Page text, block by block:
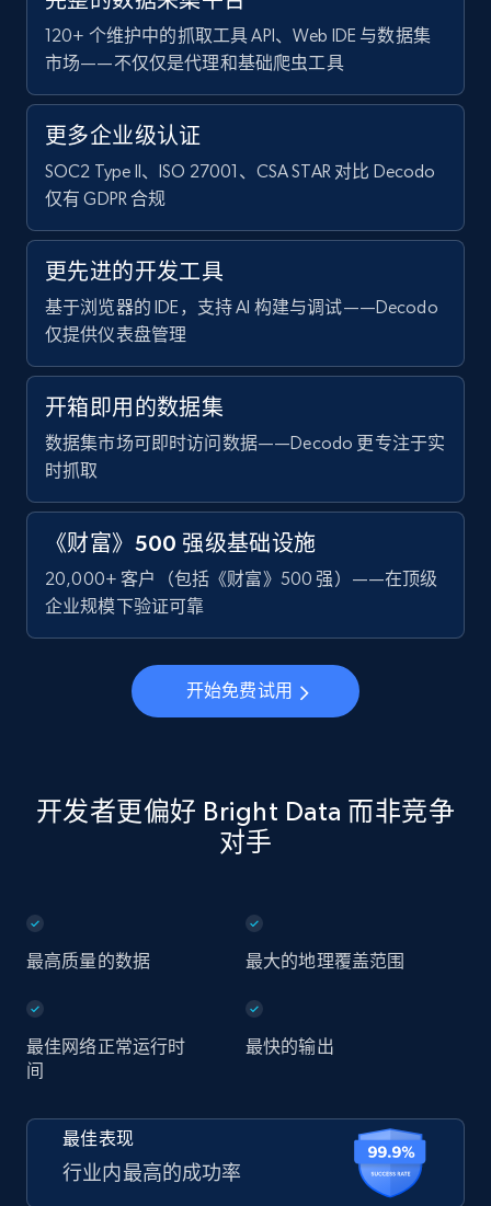
120+ 个维护中的抓取工具 API、Web IDE 与数据集
市场——不仅仅是代理和基础爬虫工具
更多企业级认证
SOC2 Type II、ISO 27001、CSA STAR 对比 Decodo
仅有 GDPR 合规
更先进的开发工具
基于浏览器的 IDE，支持 AI 构建与调试——Decodo
仅提供仪表盘管理
开箱即用的数据集
数据集市场可即时访问数据——Decodo 更专注于实
时抓取
《财富》500 强级基础设施
20,000+ 客户（包括《财富》500 强）——在顶级
企业规模下验证可靠
开始免费试用
开发者更偏好 Bright Data 而非竞争
对手
最高质量的数据 最大的地理覆盖范围
最佳网络正常运行时
间
最快的输出
最佳表现
行业内最高的成功率